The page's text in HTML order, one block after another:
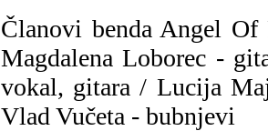
Članovi benda Angel
Magdalena Loborec -
vokal, gitara / Lucija
Vlad Vučeta - bubnjevi